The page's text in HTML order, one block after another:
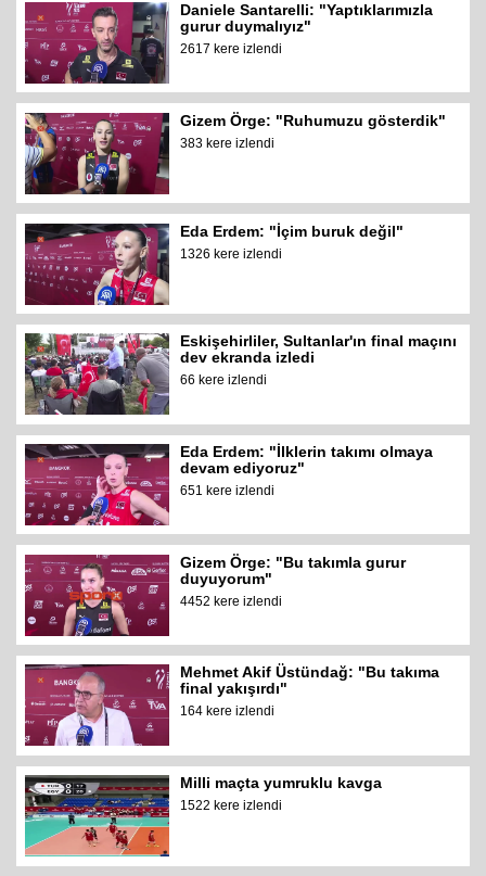
Daniele Santarelli: "Yaptıklarımızla
gurur duymalıyız"
2617 kere izlendi
Gizem Örge: "Ruhumuzu gösterdik"
383 kere izlendi
Eda Erdem: "İçim buruk değil"
1326 kere izlendi
Eskişehirliler, Sultanlar'ın final maçını
dev ekranda izledi
66 kere izlendi
Eda Erdem: "İlklerin takımı olmaya
devam ediyoruz"
651 kere izlendi
Gizem Örge: "Bu takımla gurur
duyuyorum"
4452 kere izlendi
Mehmet Akif Üstündağ: "Bu takıma
final yakışırdı"
164 kere izlendi
Milli maçta yumruklu kavga
1522 kere izlendi